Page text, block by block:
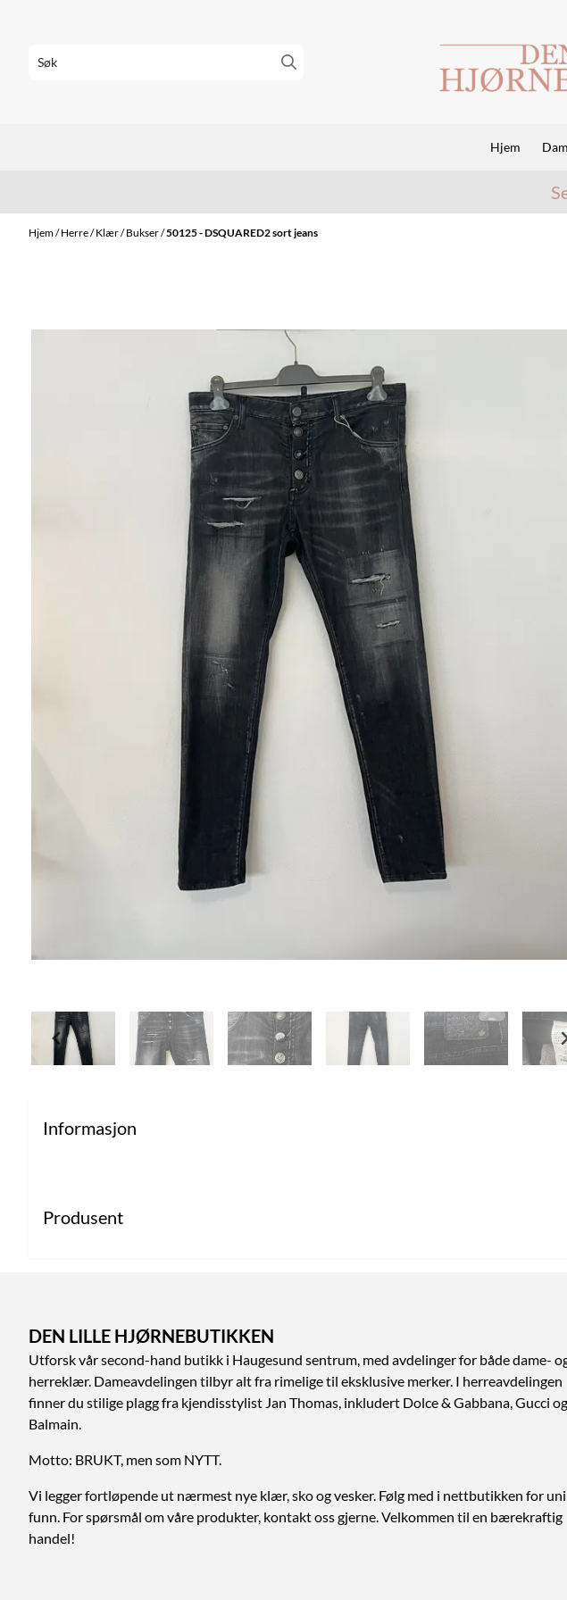
Hjem
Hjem/Herre/Klær/Bukser/50125 - DSQUARED2 sort jeans
Informasjon
Produsent
DEN LILLE HJØRNEBUTIKKEN
Utforsk vår second-hand butikk i Haugesund sentrum, med avdelinger for både dame-
herreklær. Dameavdelingen tilbyr alt fra rimelige til eksklusive merker. I herreavdelingen
finner du stilige plagg fra kjendisstylist Jan Thomas, inkludert Dolce & Gabbana, Gucci og
Balmain.
Motto: BRUKT, men som NYTT.
Vi legger fortløpende ut nærmest nye klær, sko og vesker. Følg med i nettbutikken for
funn. For spørsmål om våre produkter, kontakt oss gjerne. Velkommen til en bærekraftig
handel!